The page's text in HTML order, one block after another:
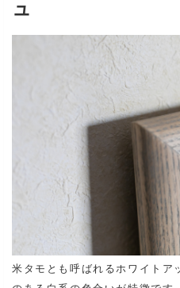
ュ
米タモとも呼ばれるホワイトア